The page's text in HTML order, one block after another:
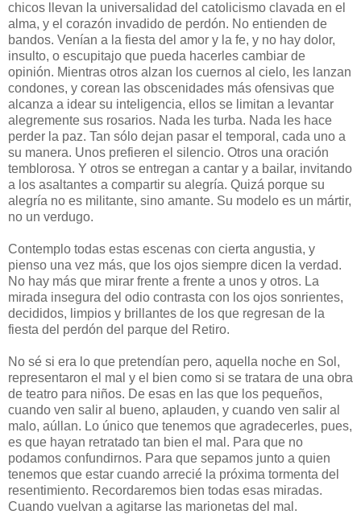
chicos llevan la universalidad del catolicismo clavada en el
alma, y el corazón invadido de perdón. No entienden de
bandos. Venían a la fiesta del amor y la fe, y no hay dolor,
insulto, o escupitajo que pueda hacerles cambiar de
opinión. Mientras otros alzan los cuernos al cielo, les lanzan
condones, y corean las obscenidades más ofensivas que
alcanza a idear su inteligencia, ellos se limitan a levantar
alegremente sus rosarios. Nada les turba. Nada les hace
perder la paz. Tan sólo dejan pasar el temporal, cada uno a
su manera. Unos prefieren el silencio. Otros una oración
temblorosa. Y otros se entregan a cantar y a bailar, invitando
a los asaltantes a compartir su alegría. Quizá porque su
alegría no es militante, sino amante. Su modelo es un mártir,
no un verdugo.
Contemplo todas estas escenas con cierta angustia, y
pienso una vez más, que los ojos siempre dicen la verdad.
No hay más que mirar frente a frente a unos y otros. La
mirada insegura del odio contrasta con los ojos sonrientes,
decididos, limpios y brillantes de los que regresan de la
fiesta del perdón del parque del Retiro.
No sé si era lo que pretendían pero, aquella noche en Sol,
representaron el mal y el bien como si se tratara de una obra
de teatro para niños. De esas en las que los pequeños,
cuando ven salir al bueno, aplauden, y cuando ven salir al
malo, aúllan. Lo único que tenemos que agradecerles, pues,
es que hayan retratado tan bien el mal. Para que no
podamos confundirnos. Para que sepamos junto a quien
tenemos que estar cuando arrecié la próxima tormenta del
resentimiento. Recordaremos bien todas esas miradas.
Cuando vuelvan a agitarse las marionetas del mal.